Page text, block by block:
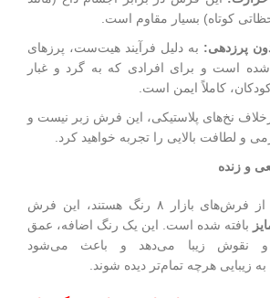
کوتاه) بسیار مقاوم است.
پرزدهی: به دلیل فرآیند هیت‌ست، پرزهای
است و برای افرادی که به گرد و غبار
کاملاً ایمن است.
نخ‌های پلاستیکی، این فرش زبر نیست و
و لطافت بالایی را تجربه خواهید کرد.
و زنده
در حالی که بسیاری از فرش‌های بازار ۸ رنگ هستند، این فرش
بافته شده است. این یک رنگ اضافه، عمق
و نقوش زیبا می‌دهد و باعث می‌شود
زیبایی هرچه تمام‌تر دیده شوند.